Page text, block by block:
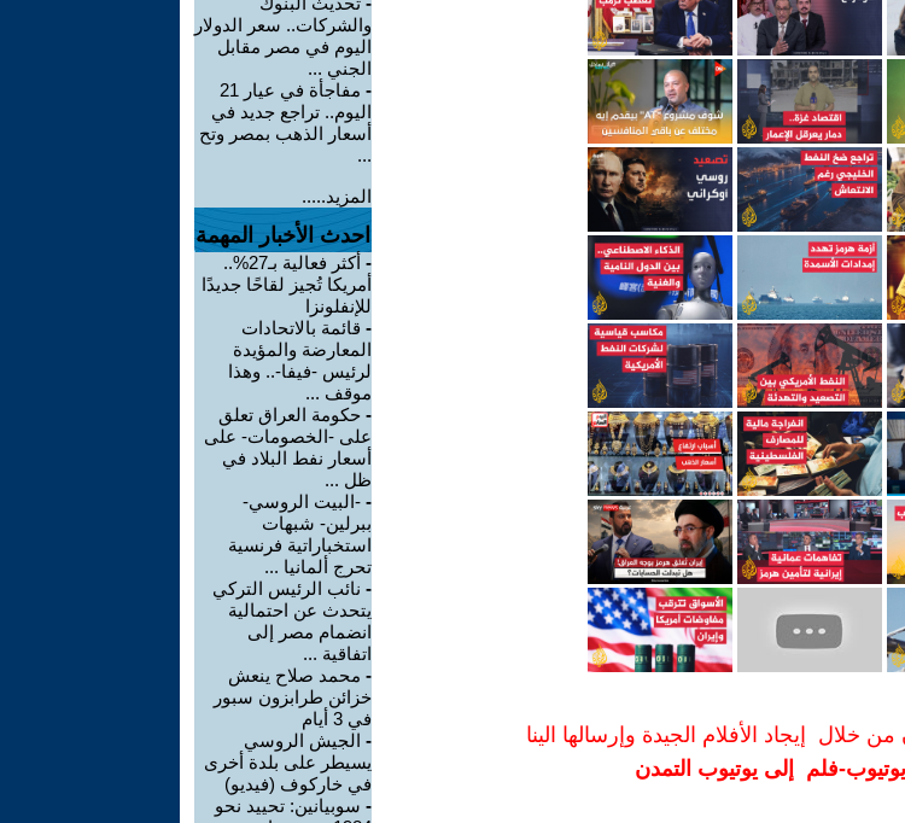
خلال إيجاد الأفلام الجيدة وإرسالها الينا
فلم إلى يوتيوب التمدن
والشركات.. سعر الدولار
اليوم في مصر مقابل
الجني ...
-
مفاجأة في عيار 21
اليوم.. تراجع جديد في
أسعار الذهب بمصر وتح
...
المزيد.....
احدث الأخبار المهمة
-
أكثر فعالية بـ27%..
أمريكا تُجيز لقاحًا جديدًا
للإنفلونزا
- قائمة بالاتحادات
المعارضة والمؤيدة
لرئيس -فيفا-.. وهذا
موقف ...
- حكومة العراق تعلق
على -الخصومات- على
أسعار نفط البلاد في
ظل ...
- -البيت الروسي-
ببرلين- شبهات
استخباراتية فرنسية
تحرج ألمانيا ...
- نائب الرئيس التركي
يتحدث عن احتمالية
انضمام مصر إلى
اتفاقية ...
- محمد صلاح ينعش
خزائن طرابزون سبور
في 3 أيام
- الجيش الروسي
يسيطر على بلدة أخرى
في خاركوف (فيديو)
- سوبيانين: تحييد نحو